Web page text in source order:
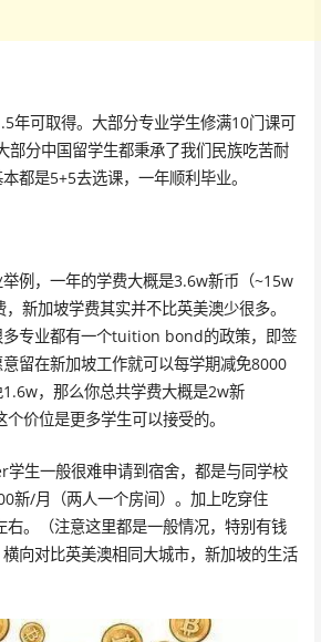
年可取得。大部分专业学生修满10门课可
部分中国留学生都秉承了我们民族吃苦耐
都是5+5去选课，一年顺利毕业。
例，一年的学费大概是3.6w新币（~15w
新加坡学费其实并不比英美澳少很多。
多专业都有一个tuition bond的政策，即签
留在新加坡工作就可以每学期减免8000
，那么你总共学费大概是2w新
价位是更多学生可以接受的。
生一般很难申请到宿舍，都是与同学校
新/月（两人一个房间）。加上吃穿住
。（注意这里都是一般情况，特别有钱
向对比英美澳相同大城市，新加坡的生活